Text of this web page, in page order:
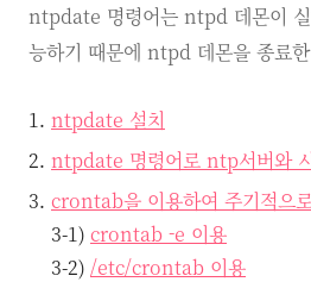
ntpdate 명령어는 ntpd 데몬이
능하기 때문에 ntpd 데몬을 종료
ntpdate 설치
ntpdate 명령어로 ntp서버와
crontab을 이용하여 주기적으
3-1) crontab -e 이용
3-2) /etc/crontab 이용